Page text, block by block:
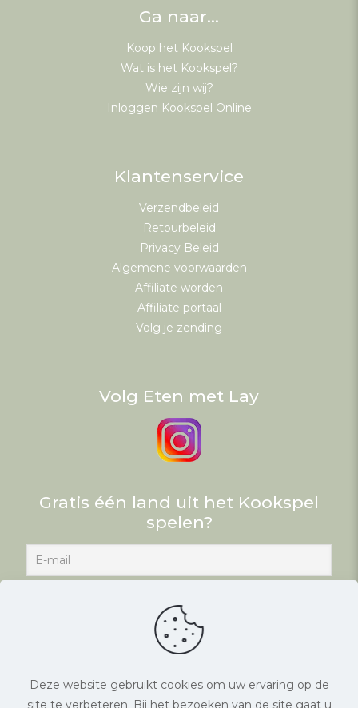
Ga naar…
Koop het Kookspel
Wat is het Kookspel?
Wie zijn wij?
Inloggen Kookspel Online
Klantenservice
Verzendbeleid
Retourbeleid
Privacy Beleid
Algemene voorwaarden
Affiliate worden
Affiliate portaal
Volg je zending
Volg Eten met Lay
Gratis één land uit het Kookspel
spelen?
Deze website gebruikt cookies om uw ervaring op de
site te verbeteren. Bij het bezoeken van de site gaat u